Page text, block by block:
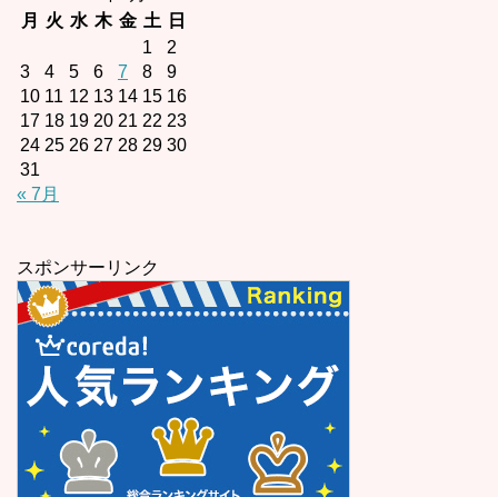
月
火 水 木 金 土
日
1
2
3
4 5 6 7 8
9
10 11 12 13 14 15 16
17 18 19 20 21 22 23
24 25 26 27 28 29 30
31
« 7月
スポンサーリンク